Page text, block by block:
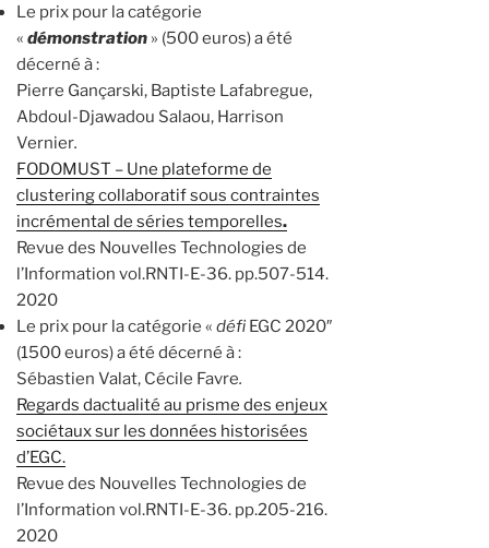
Le prix pour la catégorie
« démonstration » (500 euros) a été
décerné à :
Pierre Gançarski, Baptiste Lafabregue,
Abdoul-Djawadou Salaou, Harrison
Vernier.
FODOMUST – Une plateforme de
clustering collaboratif sous contraintes
incrémental de séries temporelles.
Revue des Nouvelles Technologies de
l’Information vol.RNTI-E-36. pp.507-514.
2020
Le prix pour la catégorie « défi EGC 2020″
(1500 euros) a été décerné à :
Sébastien Valat, Cécile Favre.
Regards dactualité au prisme des enjeux
sociétaux sur les données historisées
d’EGC.
Revue des Nouvelles Technologies de
l’Information vol.RNTI-E-36. pp.205-216.
2020